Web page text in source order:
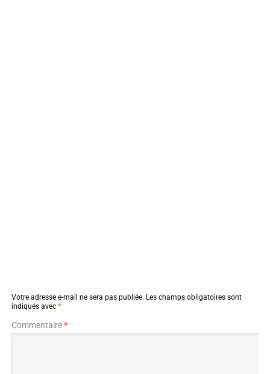
Votre adresse e-mail ne sera pas publiée. Les champs obligatoires sont
indiqués avec *
Commentaire*